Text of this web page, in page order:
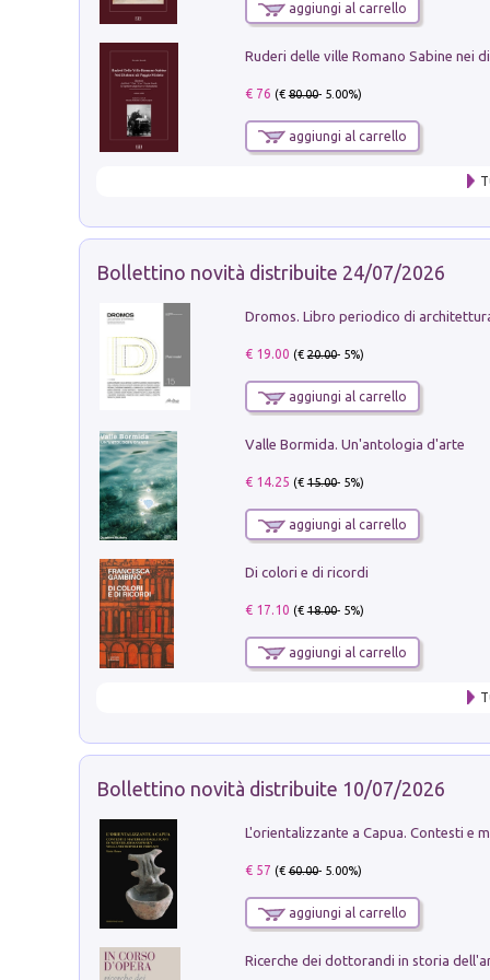
aggiungi al carrello
€ 76 (€80.00- 5.00%)
aggiungi al carrello
Bollettino novità distribuite 24/07/2026
€ 19.00 (€20.00- 5%)
aggiungi al carrello
Valle Bormida. Un'antologia d'arte
€ 14.25 (€15.00- 5%)
aggiungi al carrello
Di colori e di ricordi
€ 17.10 (€18.00- 5%)
aggiungi al carrello
Bollettino novità distribuite 10/07/2026
€ 57 (€60.00- 5.00%)
aggiungi al carrello